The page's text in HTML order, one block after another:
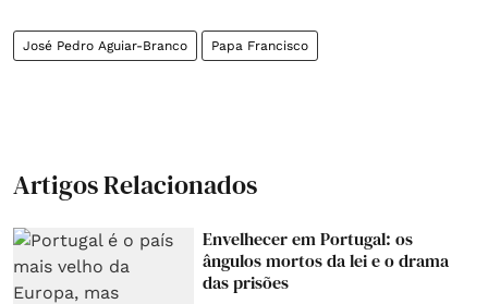
José Pedro Aguiar-Branco Papa Francisco
Artigos Relacionados
Envelhecer em Portugal: os
ângulos mortos da lei e o drama
das prisões